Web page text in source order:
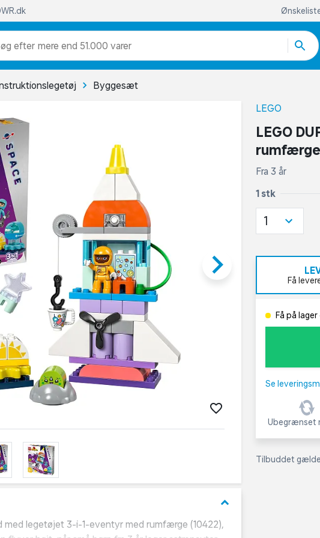
mere end 51.000 varer
Byggesæt
keyboard_arrow_right
keyboard_arrow_down
med legetøjet 3-i-1-eventyr med rumfærge (10422),
LEGO
LEGO
rumfærge
Fra 3 år
1 stk
1
Få
Få på
Se
Ubegrænset
Tilbuddet